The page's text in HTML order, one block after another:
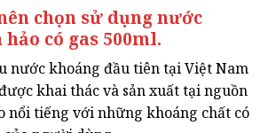
chọn sử dụng nước
có gas 500ml.
nước khoáng đầu tiên tại Việt Nam
khai thác và sản xuất tại nguồn
nổi tiếng với những khoáng chất có